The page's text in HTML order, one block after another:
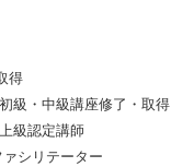
得
級・中級講座修了・取得
級認定講師
シリテーター